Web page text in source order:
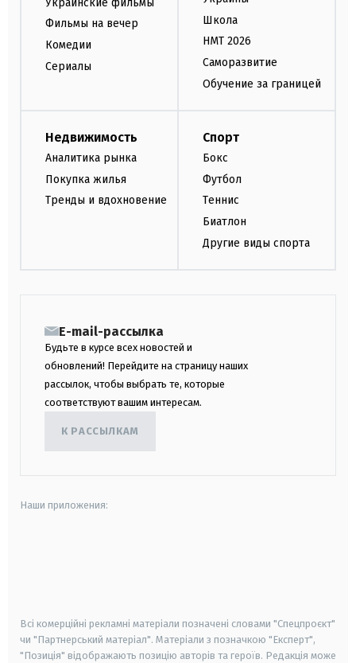
Фильмы на вечер
Комедии
Сериалы
Школа
НМТ 2026
Саморазвитие
Обучение за границей
Недвижимость
Аналитика рынка
Покупка жилья
Тренды и вдохновение
Спорт
Бокс
Футбол
Теннис
Биатлон
Другие виды спорта
E-mail-рассылка
Будьте в курсе всех новостей и
обновлений! Перейдите на страницу наших
рассылок, чтобы выбрать те, которые
соответствуют вашим интересам.
К РАССЫЛКАМ
Наши приложения:
Всі комерційні рекламні матеріали позначені словами "Спецпроєкт"
чи "Партнерський матеріал". Матеріали з позначкою "Експерт",
"Позиція" відображають позицію авторів та героїв. Редакція може